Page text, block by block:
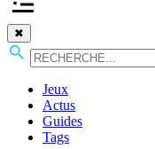
✖
Jeux
Actus
Guides
Tags